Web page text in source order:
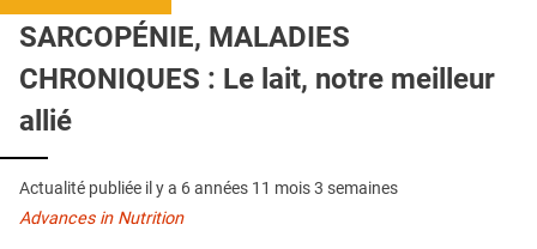
QUI SOMMES-NOUS ?
PUBLICITÉ
CONDITIONS GÉNÉRALES
CRÉDITS
SARCOPÉNIE, MALADIES
CHRONIQUES : Le lait, notre meilleur
allié
Actualité publiée il y a 6 années 11 mois 3 semaines
Advances in Nutrition